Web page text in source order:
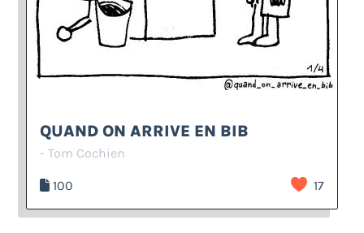
QUAND ON ARRIVE EN BIB
- Tom Cochien
100 17